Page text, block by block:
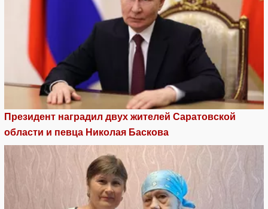
Президент наградил двух жителей Саратовской
области и певца Николая Баскова